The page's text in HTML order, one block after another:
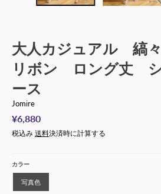
大人カジュアル 縞
リボン ロング丈
ース
Jomire
¥6,880
税込み 送料決済時に計算する
カラー
写真色